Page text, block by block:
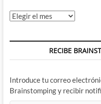
Archivos
RECIBE
Introduce tu correo
Brainstomping y recibir